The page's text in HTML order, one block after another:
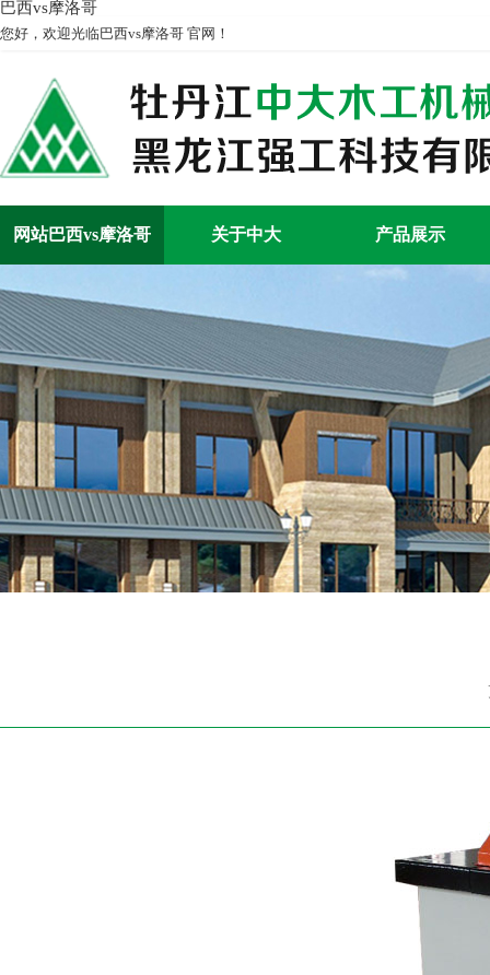
巴西vs摩洛哥
您好，欢迎光临巴西vs摩洛哥 官网！
网站巴西vs摩洛哥 关于中大 产品展示